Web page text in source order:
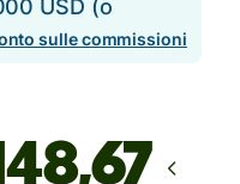
USD (o
sulle commissioni